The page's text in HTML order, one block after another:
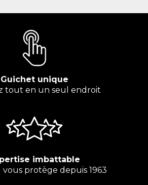
Guichet unique
tout en un seul endroit
imbattable
vous protège depuis 1963